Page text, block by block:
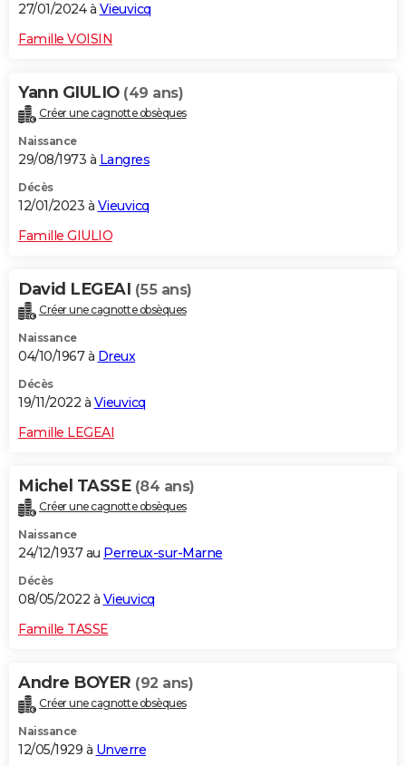
27/01/2024 à Vieuvicq
Famille VOISIN
Yann GIULIO (49 ans)
Créer une cagnotte obsèques
Naissance
29/08/1973 à Langres
Décès
12/01/2023 à Vieuvicq
Famille GIULIO
David LEGEAI (55 ans)
Créer une cagnotte obsèques
Naissance
04/10/1967 à Dreux
Décès
19/11/2022 à Vieuvicq
Famille LEGEAI
Michel TASSE (84 ans)
Créer une cagnotte obsèques
Naissance
24/12/1937 au Perreux-sur-Marne
Décès
08/05/2022 à Vieuvicq
Famille TASSE
Andre BOYER (92 ans)
Créer une cagnotte obsèques
Naissance
12/05/1929 à Unverre